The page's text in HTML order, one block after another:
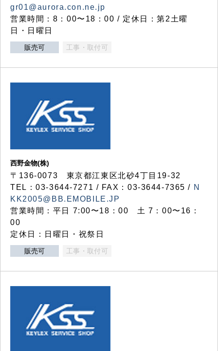
gr01@aurora.con.ne.jp
営業時間：8：00〜18：00 / 定休日：第2土曜
日・日曜日
販売可 工事・取付可
西野金物(株)
〒136-0073 東京都江東区北砂4丁目19-32
TEL：03‐3644‐7271 / FAX：03-3644-7365 / N
KK2005@BB.EMOBILE.JP
営業時間：平日 7:00〜18：00 土 7：00〜16：
00
定休日：日曜日・祝祭日
販売可 工事・取付可